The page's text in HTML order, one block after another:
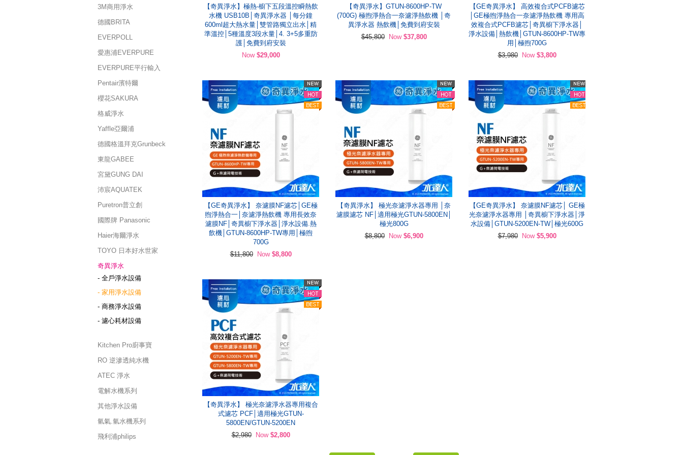
3M商用淨水
德國BRITA
EVERPOLL
愛惠浦EVERPURE
EVERPURE平行輸入
Pentair濱特爾
櫻花SAKURA
格威淨水
Yaffle亞爾浦
德國格溫拜克Grunbeck
東龍GABEE
宮黛GUNG DAI
沛宸AQUATEK
Puretron普立創
國際牌 Panasonic
Haier海爾淨水
TOYO 日本好水世家
奇異淨水
- 全戶淨水設備
- 家用淨水設備
- 商務淨水設備
- 濾心耗材設備
Kitchen Pro廚事寶
RO 逆滲透純水機
ATEC 淨水
電解水機系列
其他淨水設備
氫氣.氫水機系列
飛利浦philips
【奇異淨水】極熱-櫥下五段溫控瞬熱飲
水機 USB10B│奇異淨水器 │每分鐘
600ml超大熱水量│雙管路獨立出水│精
準溫控│5種溫度3段水量│4. 3+5多重防
護│免費到府安裝
Now $29,000
【奇異淨水】GTUN-8600HP-TW
(700G) 極煦淨熱合一奈濾淨熱飲機 │奇
異淨水器 熱飲機│免費到府安裝
$45,800
Now $37,800
【GE奇異淨水】 高效複合式PCFB濾芯
│GE極煦淨熱合一奈濾淨熱飲機 專用高
效複合式PCFB濾芯│奇異櫥下淨水器│
淨水設備│熱飲機│GTUN-8600HP-TW專
用│極煦700G
$3,980
Now $3,800
【GE奇異淨水】 奈濾膜NF濾芯│GE極
煦淨熱合一│奈濾淨熱飲機 專用長效奈
濾膜NF│奇異櫥下淨水器│淨水設備.熱
飲機│GTUN-8600HP-TW專用│極煦
700G
$11,800
Now $8,800
【奇異淨水】 極光奈濾淨水器專用 │奈
濾膜濾芯 NF│適用極光GTUN-5800EN│
極光800G
$8,800
Now $6,900
【GE奇異淨水】 奈濾膜NF濾芯│ GE極
光奈濾淨水器專用 │奇異櫥下淨水器│淨
水設備│GTUN-5200EN-TW│極光600G
$7,980
Now $5,900
【奇異淨水】 極光奈濾淨水器專用複合
式濾芯 PCF│適用極光GTUN-
5800EN/GTUN-5200EN
$2,980
Now $2,800